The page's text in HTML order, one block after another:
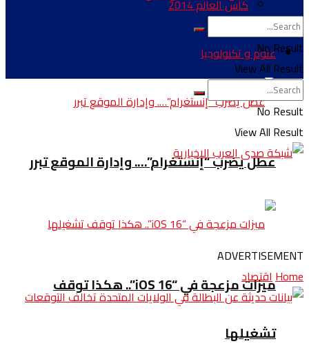
كأس العالم 2014
علوم و تكنولوجيا
عطل يضرب “إنستغرام”…. وإدارة الموقع تبرر
ميزات مزعجة في “iOS 16”.. هكذا توقف
تشغيلها
No Result
View All Result
No Result
View All Result
ADVERTISEMENT
Homeاقتصاد